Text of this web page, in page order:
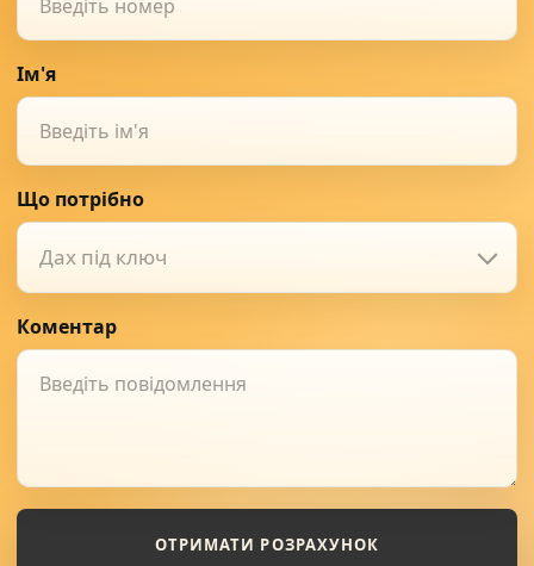
Ім'я
Що потрібно
Дах під ключ
Коментар
ОТРИМАТИ РОЗРАХУНОК